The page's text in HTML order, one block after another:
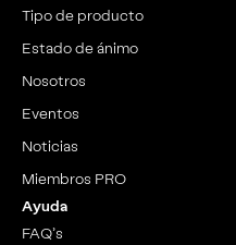
Tipo de producto
Estado de ánimo
Nosotros
Eventos
Noticias
Miembros PRO
Ayuda
FAQ’s